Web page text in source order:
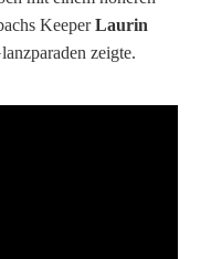
KeeperLaurin
zeigte.